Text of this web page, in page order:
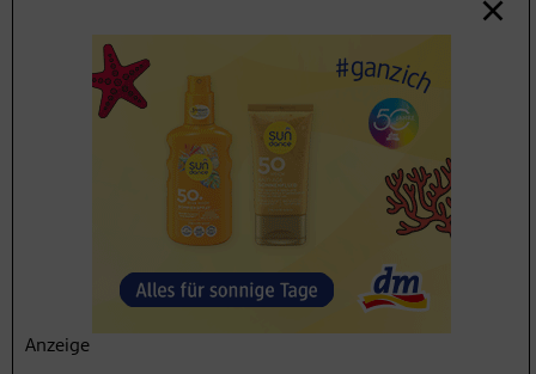
5. Side Bangs
Für alle, denen das noch nicht genug Zeitreise war: Side
Bangs feiern ebenfalls ihr Comeback. Der seitliche Pony
Hochphase zwischen 2000 und 2010, als Stars
wie Selena Gomez auf diesen Look schwörten. Nachdem
die Frisur in den vergangenen Jahren auf den
Laufstegen immer wieder zu sehen war, war es nur eine
Frage der Zeit, bis Prominente wie Dua Lipa die
Anzeige